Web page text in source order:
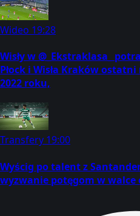
Wideo 19:28
Wisły w @_Ekstraklasa_
Płock i Wisła Kraków
2022 roku,
Transfery 19:00
Wyścig po talent z
wyzwanie potęgom w walce